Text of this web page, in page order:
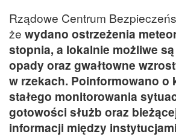
Rządowe Centrum
że wydano ostrzeżenia
stopnia, a lokalnie możliwe
opady oraz gwałtowne
w rzekach. Poinformowano o
stałego monitorowania
gotowości służb oraz
informacji między